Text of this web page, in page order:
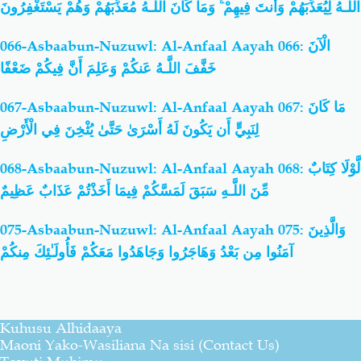
اللَّـهُ لِيُعَذِّبَهُمْ وَأَنتَ فِيهِمْ ۚ وَمَا كَانَ اللَّـهُ مُعَذِّبَهُمْ وَهُمْ يَسْتَغْفِرُونَ
066-Asbaabun-Nuzuwl: Al-Anfaal Aayah 066: الْآنَ
خَفَّفَ اللَّـهُ عَنكُمْ وَعَلِمَ أَنَّ فِيكُمْ ضَعْفًا
067-Asbaabun-Nuzuwl: Al-Anfaal Aayah 067: مَا كَانَ
لِنَبِيٍّ أَن يَكُونَ لَهُ أَسْرَىٰ حَتَّىٰ يُثْخِنَ فِي الْأَرْضِ
068-Asbaabun-Nuzuwl: Al-Anfaal Aayah 068: لَّوْلَا كِتَابٌ
مِّنَ اللَّـهِ سَبَقَ لَمَسَّكُمْ فِيمَا أَخَذْتُمْ عَذَابٌ عَظِيمٌ
075-Asbaabun-Nuzuwl: Al-Anfaal Aayah 075: وَالَّذِينَ
آمَنُوا مِن بَعْدُ وَهَاجَرُوا وَجَاهَدُوا مَعَكُمْ فَأُولَـٰئِكَ مِنكُمْ
Kuhusu Alhidaaya
Maoni Yako-Wasiliana Na sisi (Contact Us)